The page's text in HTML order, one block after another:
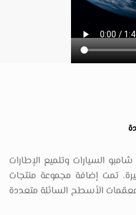
السيارات وتلميع الإطارات
تمت إضافة مجموعة منتجات
2020، وتشمل معقمات الأسطح السائلة متعددة